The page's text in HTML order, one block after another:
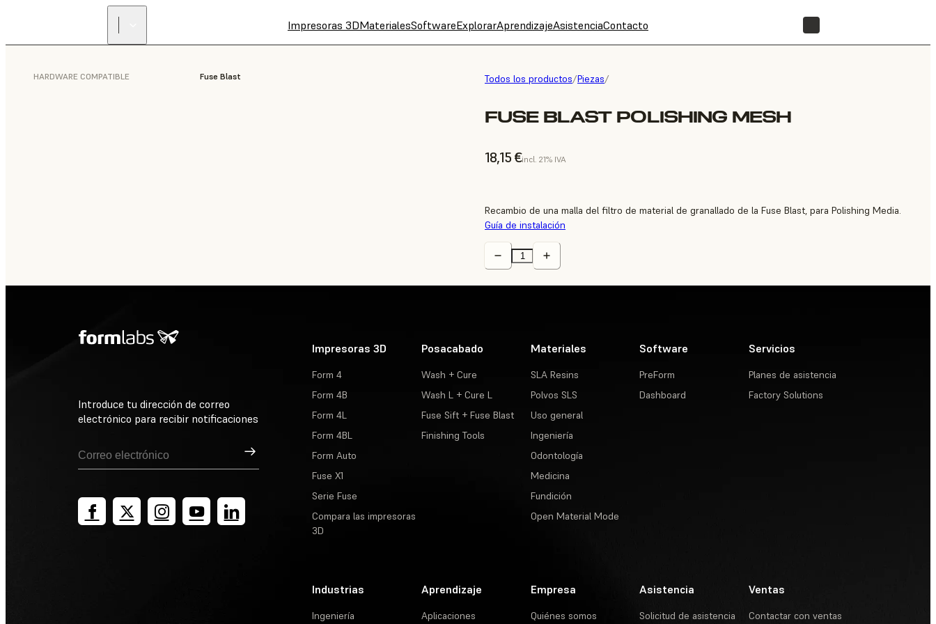
Impresoras 3DMaterialesSoftwareExplorarAprendizajeAsistenciaContacto
Todos los productos/Piezas/
FUSE BLAST POLISHING MESH
18,15 €incl. 21% IVA
HARDWARE COMPATIBLE Fuse Blast
Recambio de una malla del filtro de material de granallado de la Fuse Blast, para Polishing Media.
Guía de instalación
Introduce tu dirección de correo
electrónico para recibir notificaciones
Suscribirse
Impresoras 3D
Form 4
Form 4B
Form 4L
Form 4BL
Form Auto
Fuse X1
Serie Fuse
Compara las impresoras
3D
Posacabado
Wash + Cure
Wash L + Cure L
Fuse Sift + Fuse Blast
Finishing Tools
Materiales
SLA Resins
Polvos SLS
Uso general
Ingeniería
Odontología
Medicina
Fundición
Open Material Mode
Software
PreForm
Dashboard
Servicios
Planes de asistencia
Factory Solutions
Industrias
Ingeniería
Aprendizaje
Aplicaciones
Empresa
Quiénes somos
Asistencia
Solicitud de asistencia
Ventas
Contactar con ventas